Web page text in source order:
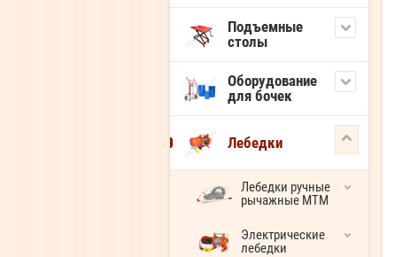
Подъемные
столы
Оборудование
для бочек
Лебедки
Лебедки ручные
рычажные МТМ
Электрические
лебедки